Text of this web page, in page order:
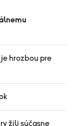
hrozbou pre
žili súčasne